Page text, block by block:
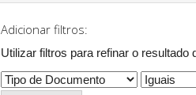
Adicionar filtros:
Utilizar filtros para refinar o resultado